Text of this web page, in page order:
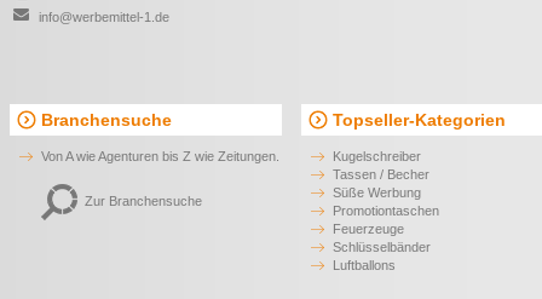
info@werbemittel-1.de
Branchensuche
Von A wie Agenturen bis Z wie Zeitungen.
Zur Branchensuche
Topseller-Kategorien
Kugelschreiber
Tassen / Becher
Süße Werbung
Promotiontaschen
Feuerzeuge
Schlüsselbänder
Luftballons